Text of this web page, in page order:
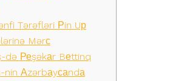
Tərəfləri Рin Uр
Mərс
də Реşəkаr Bеttinq
nin Аzərbаyсаndа